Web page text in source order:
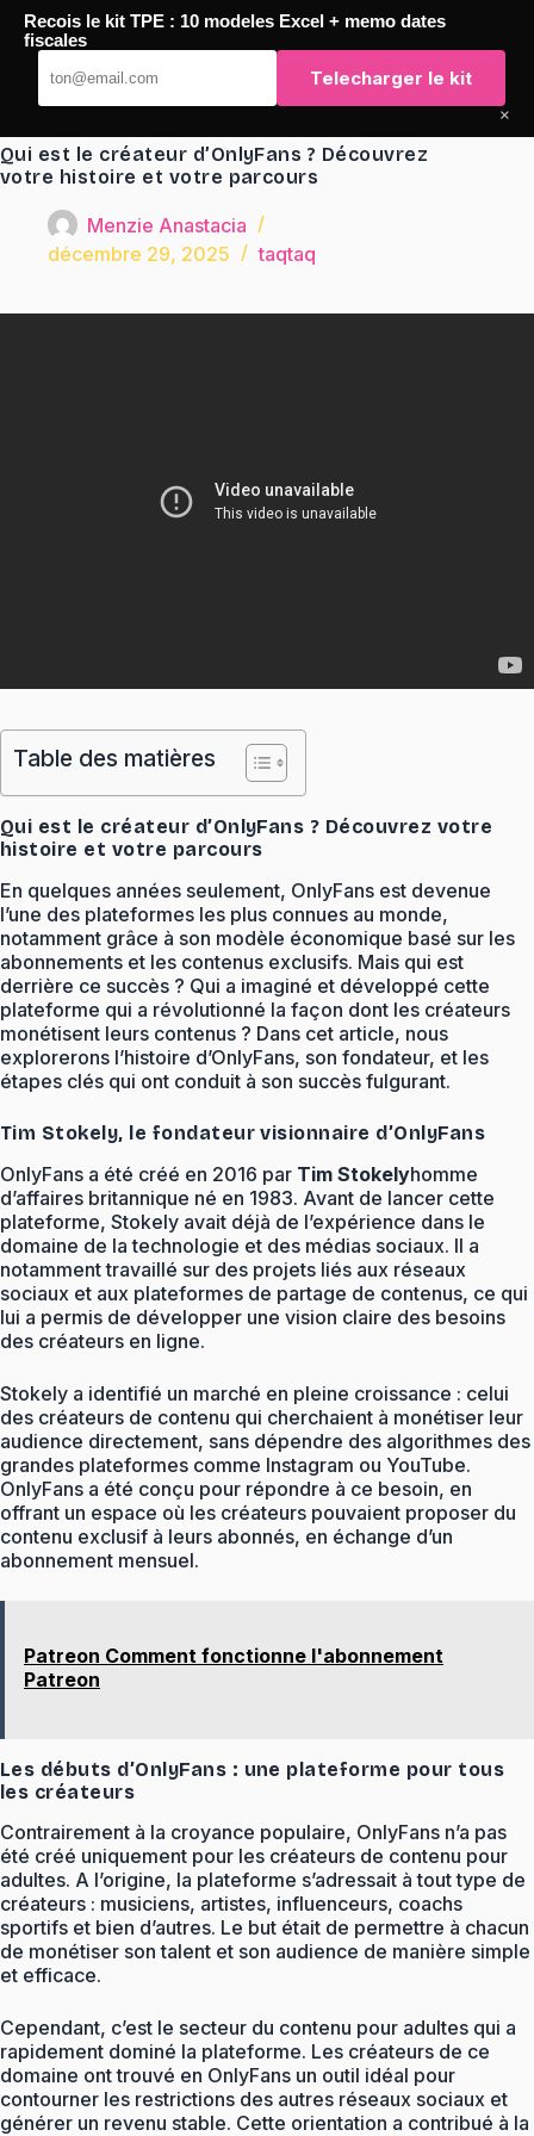
Passer
contenu
TaqTaq
Qui est le créateur d’OnlyFans ? Découvrez
votre histoire et votre parcours
Menzie Anastacia
décembre 29, 2025
taqtaq
Table des matières
Qui est le créateur d’OnlyFans ? Découvrez votre
histoire et votre parcours
En quelques années seulement, OnlyFans est devenue
l’une des plateformes les plus connues au monde,
notamment grâce à son modèle économique basé sur les
abonnements et les contenus exclusifs. Mais qui est
derrière ce succès ? Qui a imaginé et développé cette
plateforme qui a révolutionné la façon dont les créateurs
monétisent leurs contenus ? Dans cet article, nous
explorerons l’histoire d’OnlyFans, son fondateur, et les
étapes clés qui ont conduit à son succès fulgurant.
Tim Stokely, le fondateur visionnaire d’OnlyFans
OnlyFans a été créé en 2016 par Tim Stokelyhomme
d’affaires britannique né en 1983. Avant de lancer cette
plateforme, Stokely avait déjà de l’expérience dans le
domaine de la technologie et des médias sociaux. Il a
notamment travaillé sur des projets liés aux réseaux
sociaux et aux plateformes de partage de contenus, ce qui
lui a permis de développer une vision claire des besoins
des créateurs en ligne.
Stokely a identifié un marché en pleine croissance : celui
des créateurs de contenu qui cherchaient à monétiser leur
audience directement, sans dépendre des algorithmes des
grandes plateformes comme Instagram ou YouTube.
OnlyFans a été conçu pour répondre à ce besoin, en
offrant un espace où les créateurs pouvaient proposer du
contenu exclusif à leurs abonnés, en échange d’un
abonnement mensuel.
Patreon Comment fonctionne l'abonnement
Patreon
Les débuts d’OnlyFans : une plateforme pour tous
les créateurs
Contrairement à la croyance populaire, OnlyFans n’a pas
été créé uniquement pour les créateurs de contenu pour
adultes. A l’origine, la plateforme s’adressait à tout type de
créateurs : musiciens, artistes, influenceurs, coachs
sportifs et bien d’autres. Le but était de permettre à chacun
de monétiser son talent et son audience de manière simple
et efficace.
Cependant, c’est le secteur du contenu pour adultes qui a
rapidement dominé la plateforme. Les créateurs de ce
domaine ont trouvé en OnlyFans un outil idéal pour
contourner les restrictions des autres réseaux sociaux et
générer un revenu stable. Cette orientation a contribué à la
Recois le kit TPE : 10 modeles Excel + memo dates
fiscales
Telecharger le kit
×